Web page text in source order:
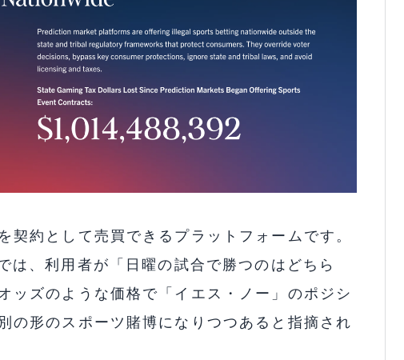
約として売買できるプラットフォームです。
、利用者が「日曜の試合で勝つのはどちら
ッズのような価格で「イエス・ノー」のポジシ
の形のスポーツ賭博になりつつあると指摘され